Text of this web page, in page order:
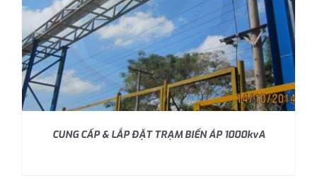
CUNG CẤP & LẮP ĐẶT TRẠM BIẾN ÁP 1000kvA